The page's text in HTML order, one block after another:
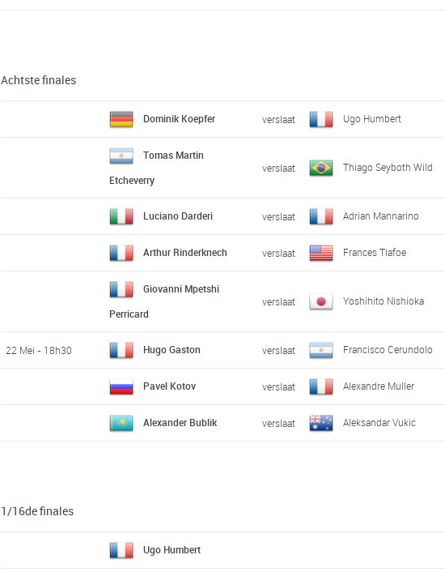
Achtste finales
Dominik Koepfer verslaat Ugo Humbert
Tomas Martin
Etcheverry
verslaat Thiago Seyboth Wild
Luciano Darderi verslaat Adrian Mannarino
Arthur Rinderknech verslaat Frances Tiafoe
Giovanni Mpetshi
Perricard
verslaat Yoshihito Nishioka
22 Mei - 18h30 Hugo Gaston verslaat Francisco Cerundolo
Pavel Kotov verslaat Alexandre Muller
Alexander Bublik verslaat Aleksandar Vukic
1/16de finales
Ugo Humbert